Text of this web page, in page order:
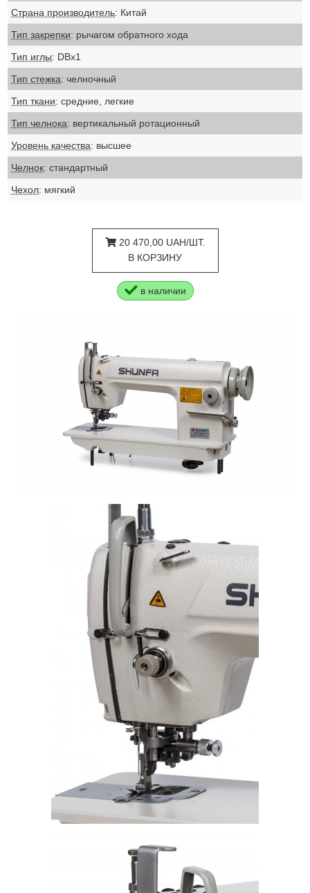
Страна производитель: Китай
Тип закрепки: рычагом обратного хода
Тип иглы: DBх1
Тип стежка: челночный
Тип ткани: средние, легкие
Тип челнока: вертикальный ротационный
Уровень качества: высшее
Челнок: стандартный
Чехол: мягкий
20 470,00 UAH/ШТ.
В КОРЗИНУ
в наличии